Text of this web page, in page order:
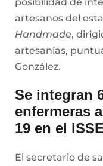
posibilidad de
artesanos del
Handmade,
artesanías,
González.
Se integran
enfermeras
19 en el
El secretario de